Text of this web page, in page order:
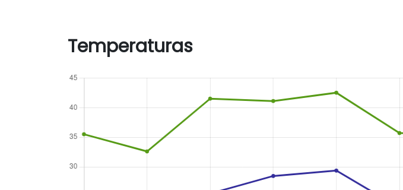
Temperaturas